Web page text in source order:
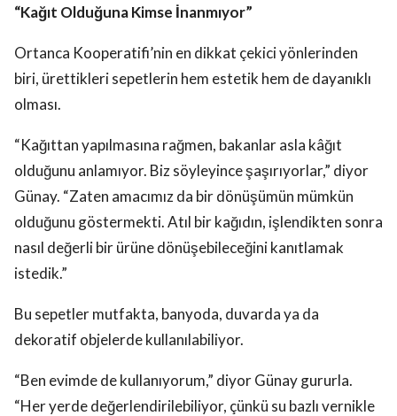
“Kağıt Olduğuna Kimse İnanmıyor”
Ortanca Kooperatifi’nin en dikkat çekici yönlerinden
biri, ürettikleri sepetlerin hem estetik hem de dayanıklı
olması.
“Kağıttan yapılmasına rağmen, bakanlar asla kâğıt
olduğunu anlamıyor. Biz söyleyince şaşırıyorlar,” diyor
Günay. “Zaten amacımız da bir dönüşümün mümkün
olduğunu göstermekti. Atıl bir kağıdın, işlendikten sonra
nasıl değerli bir ürüne dönüşebileceğini kanıtlamak
istedik.”
Bu sepetler mutfakta, banyoda, duvarda ya da
dekoratif objelerde kullanılabiliyor.
“Ben evimde de kullanıyorum,” diyor Günay gururla.
“Her yerde değerlendirilebiliyor, çünkü su bazlı vernikle